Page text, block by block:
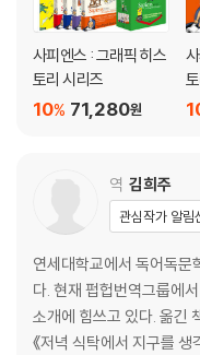
날 밤 |
전투 | 부상과 죽을 고비 |
10장. 전쟁 경험의 거대서사
경험하지 못한 사람은 이해
용기와 비겁, 애국심과 환
? 에필로그 너를 깨우친 것
? 도판 출처 | 후주 | 참고 자
사피엔스 : 그래픽 히스
토리 시리즈
71,280원
10%
역 김희주
관심작가 알림
연세대학교에서 독어독문
다. 현재 펍헙번역그룹에
소개에 힘쓰고 있다. 옮긴
《저녁 식탁에서 지구를 생